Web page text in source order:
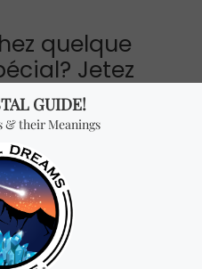
quelque
Jetez
à nos
les plus